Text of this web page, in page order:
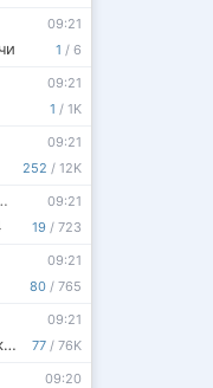
1 / 6
09:21
1 / 1K
09:21
252 / 12K
09:21
19 / 723
09:21Александрова
80 / 765
09:21
77 / 76K
09:21
Косплей Сергея Юркина. Сакура-ян. (Часть вторая)
09:20